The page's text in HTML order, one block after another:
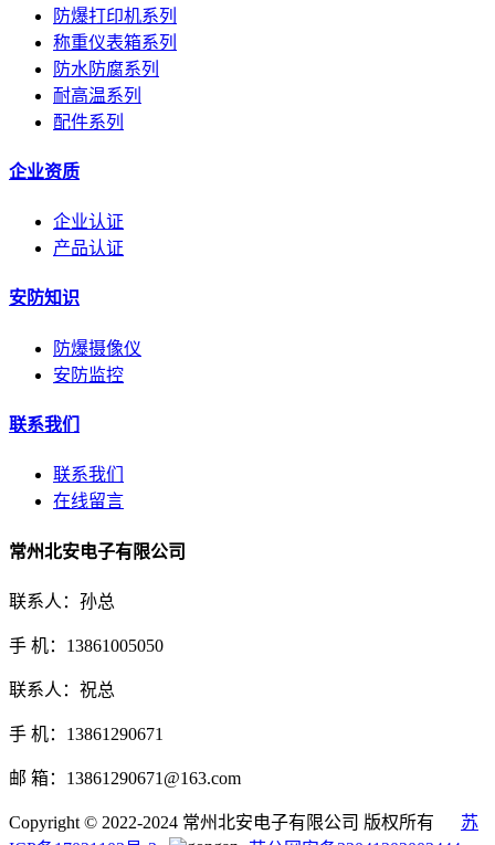
防爆打印机系列
称重仪表箱系列
防水防腐系列
耐高温系列
配件系列
企业资质
企业认证
产品认证
安防知识
防爆摄像仪
安防监控
联系我们
联系我们
在线留言
常州北安电子有限公司
联系人：孙总
手 机：13861005050
联系人：祝总
手 机：13861290671
邮 箱：13861290671@163.com
Copyright © 2022-2024 常州北安电子有限公司 版权所有 苏